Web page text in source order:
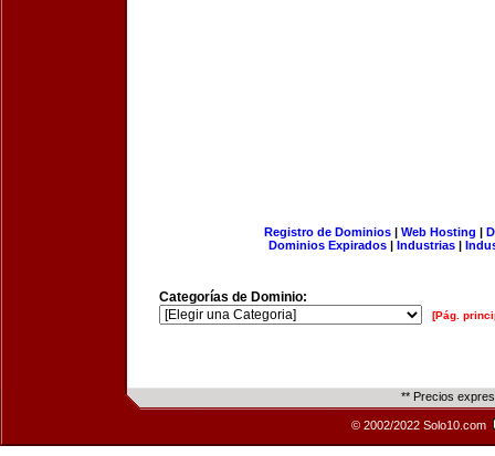
Registro de Dominios| Web Hosting |
Dominios Expirados | Industrias |
Categorías de Dominio:
[Pág.
** Precios
© 2002/2022 Solo10.com